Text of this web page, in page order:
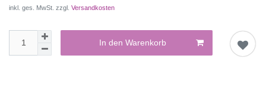
inkl. ges. MwSt. zzgl. Versandkosten
In den Warenkorb